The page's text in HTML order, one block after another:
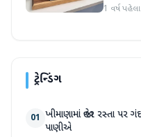
1 વર્ષ પહેલા
ટ્રેન્ડિંગ
01 ખીમાણામાં જાહેર રસ્તા પર
પાણીએ